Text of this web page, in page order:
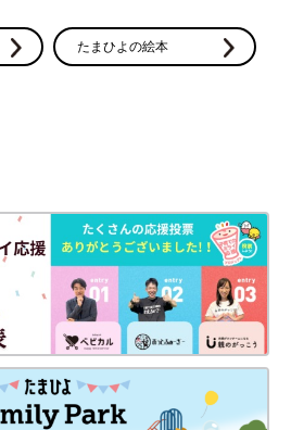
たまひよの絵本